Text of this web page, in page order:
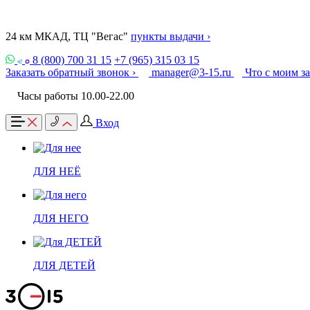
24 км МКАД, ТЦ "Вегас" пункты выдачи ›
8 (800) 700 31 15 +7 (965) 315 03 15
Заказать обратный звонок ›
manager@3-15.ru
Что с моим
Часы работы 10.00-22.00
Вход
ДЛЯ НЕЁ
ДЛЯ НЕГО
ДЛЯ ДЕТЕЙ